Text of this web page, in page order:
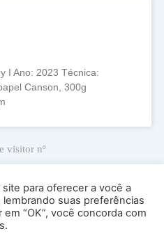
I Ano: 2023 Técnica:
Canson, 300g
visitor nº
© 2022
sala 53 – Perdizes – Cep 05003-
para oferecer a você a
suas preferências
“OK”, você concorda com